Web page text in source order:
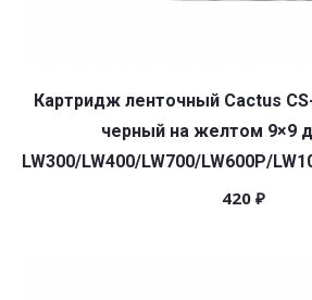
Картридж ленточный Cactus
черный на желтом 9×9
LW300/LW400/LW700/LW600P/
420 ₽